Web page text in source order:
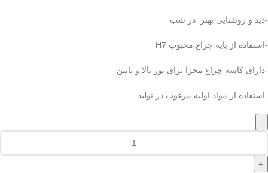
-دید و روشنایی بهتر در شب
-استفاده از پایه چراغ محبوب H7
-دارای کاسه چراغ مجزا برای نور بالا و پایین
-استفاده از مواد اولیه مرغوب در تولید
-
+